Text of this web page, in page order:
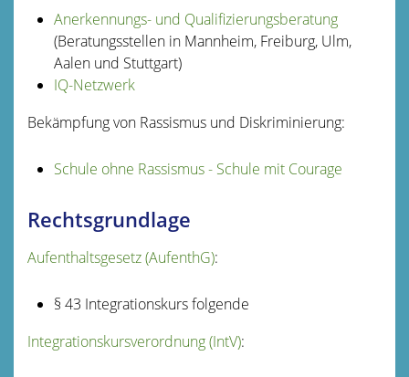
Anerkennungs- und Qualifizierungsberatung
(Beratungsstellen in Mannheim, Freiburg, Ulm,
Aalen und Stuttgart)
IQ-Netzwerk
Bekämpfung von Rassismus und Diskriminierung:
Schule ohne Rassismus - Schule mit Courage
Rechtsgrundlage
Aufenthaltsgesetz (AufenthG):
§ 43 Integrationskurs folgende
Integrationskursverordnung (IntV):